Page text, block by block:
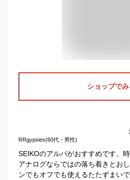
ショップでみ
RRgypsies(60代・男性)
SEIKOのアルバがおすすめです。
アナログならではの落ち着きとお
ンでもオフでも使えるたたずまい